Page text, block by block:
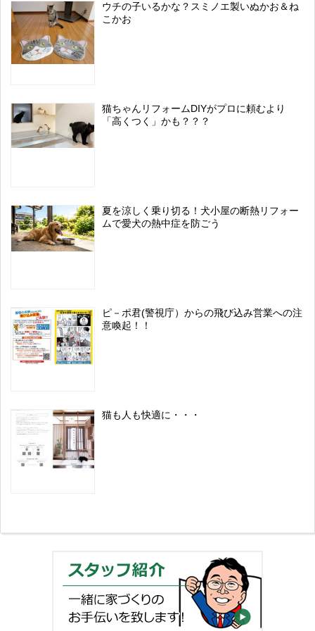
ウチの子いるかな？スミノエ製いぬかお＆ね
こかお
猫ちゃんリフォームDIYがプロに頼むより
「高くつく」かも？？？
夏を涼しく乗り切る！犬小屋の断熱リフォー
ムで愛犬の熱中症を防ごう
ピ－ポ君(警視庁）からの飛び込み営業への注
意喚起！！
猫も人も快適に・・・